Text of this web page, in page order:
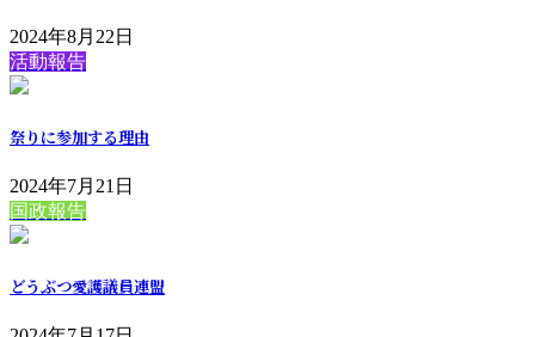
2024年8月22日
活動報告
祭りに参加する理由
2024年7月21日
国政報告
どうぶつ愛護議員連盟